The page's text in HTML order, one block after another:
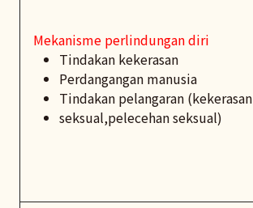
Mekanisme perlindungan diri
Tindakan kekerasan
Perdangangan manusia
Tindakan pelangaran (kekerasan
seksual,pelecehan seksual)